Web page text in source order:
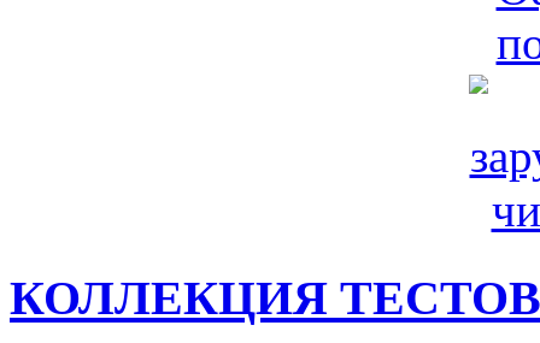
КОЛЛЕКЦИЯ ТЕСТОВ